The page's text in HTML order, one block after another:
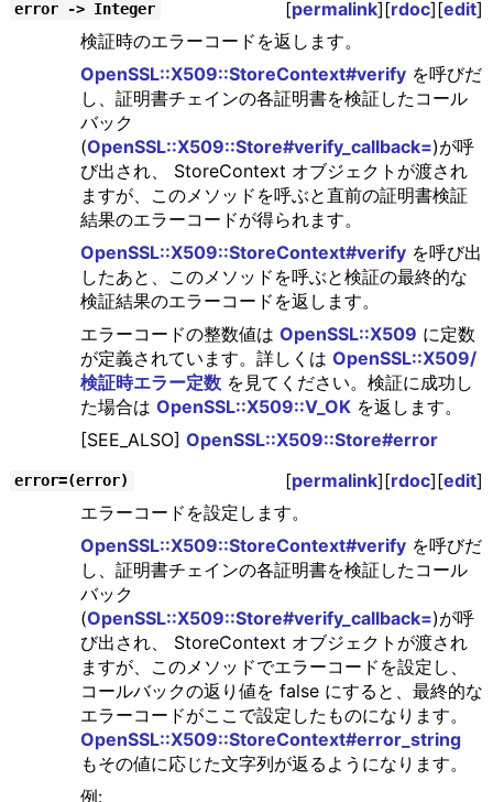
error -> Integer [permalink][rdoc][edit]
検証時のエラーコードを返します。
OpenSSL::X509::StoreContext#verifyを呼びだ
し、証明書チェインの各証明書を検証したコール
バック
(OpenSSL::X509::Store#verify_callback=)が呼
び出され、 StoreContext オブジェクトが渡され
ますが、このメソッドを呼ぶと直前の証明書検証
結果のエラーコードが得られます。
OpenSSL::X509::StoreContext#verifyを呼び出
したあと、このメソッドを呼ぶと検証の最終的な
検証結果のエラーコードを返します。
エラーコードの整数値は OpenSSL::X509 に定数
が定義されています。詳しくは OpenSSL::X509/
検証時エラー定数を見てください。検証に成功し
た場合は OpenSSL::X509::V_OKを返します。
[SEE_ALSO] OpenSSL::X509::Store#error
error=(error) [permalink][rdoc][edit]
エラーコードを設定します。
OpenSSL::X509::StoreContext#verifyを呼びだ
し、証明書チェインの各証明書を検証したコール
バック
(OpenSSL::X509::Store#verify_callback=)が呼
び出され、 StoreContext オブジェクトが渡され
ますが、このメソッドでエラーコードを設定し、
コールバックの返り値を false にすると、最終的な
エラーコードがここで設定したものになります。
OpenSSL::X509::StoreContext#error_string
もその値に応じた文字列が返るようになります。
例: